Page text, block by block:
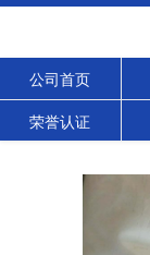
公司首页
荣誉认证